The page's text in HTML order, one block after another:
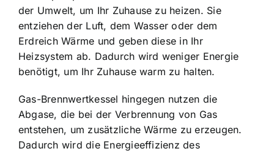
der Umwelt, um Ihr Zuhause zu heizen. Sie
entziehen der Luft, dem Wasser oder dem
Erdreich Wärme und geben diese in Ihr
Heizsystem ab. Dadurch wird weniger Energie
benötigt, um Ihr Zuhause warm zu halten.
Gas-Brennwertkessel hingegen nutzen die
Abgase, die bei der Verbrennung von Gas
entstehen, um zusätzliche Wärme zu erzeugen.
Dadurch wird die Energieeffizienz des